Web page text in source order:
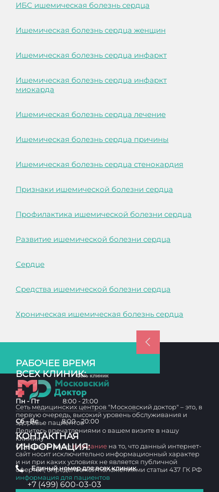
ИБС ишемическая болезнь сердца
Ишемическая болезнь сердца женщин
Ишемическая болезнь сердца инфаркт
Ишемическая болезнь сердца инфаркт
миокарда
Ишемическая болезнь сердца лечение
Ишемическая болезнь сердца причины
Ишемическая болезнь сердца стенокардия
Признаки ишемической болезни сердца
Профилактика ишемической болезни сердца
Развитие ишемической болезни сердца
Сердце
Средства ишемической болезни сердца
Хроническая ишемическая болезнь сердца
РАБОЧЕЕ ВРЕМЯ
ВСЕХ КЛИНИК:
Пн - Пт 8:00 - 21:00
Сб - Вс 8:00 - 20:00
КОНТАКТНАЯ
ИНФОРМАЦИЯ:
Единый номер для всех клиник
+7 (499) 600-03-03
Сеть медицинских центров "Московский доктор" – это, в
первую очередь, высокий уровень обслуживания и
здоровье пациентов
Делитесь впечатлениями о вашем визите в нашу
клинику
Обращаем вашевнимание на то, что данный интернет-
сайт носит исключительно информационный характер
и ни при каких условиях не является публичной
офертой, определяемой положениями статьи 437 ГК РФ
информация для пациентов